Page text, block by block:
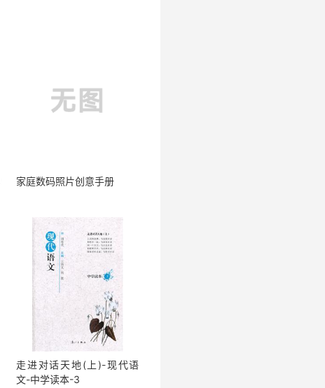
家庭数码照片创意手册
走进对话天地(上)-现代语
文-中学读本-3